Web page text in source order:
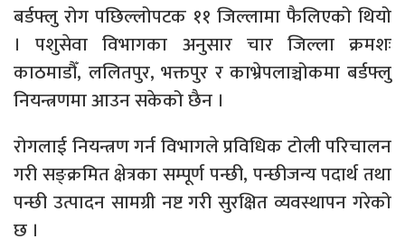
बर्डफ्लु रोग पछिल्लोपटक ११ जिल्लामा फैलिएको थियो
। पशुसेवा विभागका अनुसार चार जिल्ला क्रमशः
काठमाडौँ, ललितपुर, भक्तपुर र काभ्रेपलाञ्चोकमा बर्डफ्लु
नियन्त्रणमा आउन सकेको छैन ।
रोगलाई नियन्त्रण गर्न विभागले प्रविधिक टोली परिचालन
गरी सङ्क्रमित क्षेत्रका सम्पूर्ण पन्छी, पन्छीजन्य पदार्थ तथा
पन्छी उत्पादन सामग्री नष्ट गरी सुरक्षित व्यवस्थापन गरेको
छ ।